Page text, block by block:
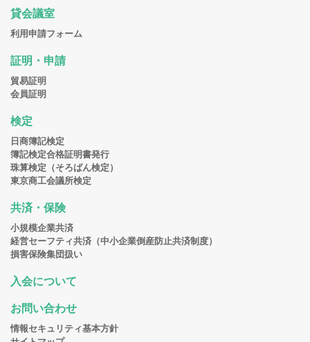
貸会議室
利用申請フォーム
証明・申請
貿易証明
会員証明
検定
日商簿記検定
簿記検定合格証明書発行
珠算検定（そろばん検定）
東京商工会議所検定
共済・保険
小規模企業共済
経営セーフティ共済（中小企業倒産防止共済制度）
損害保険集団扱い
入会について
お問い合わせ
情報セキュリティ基本方針